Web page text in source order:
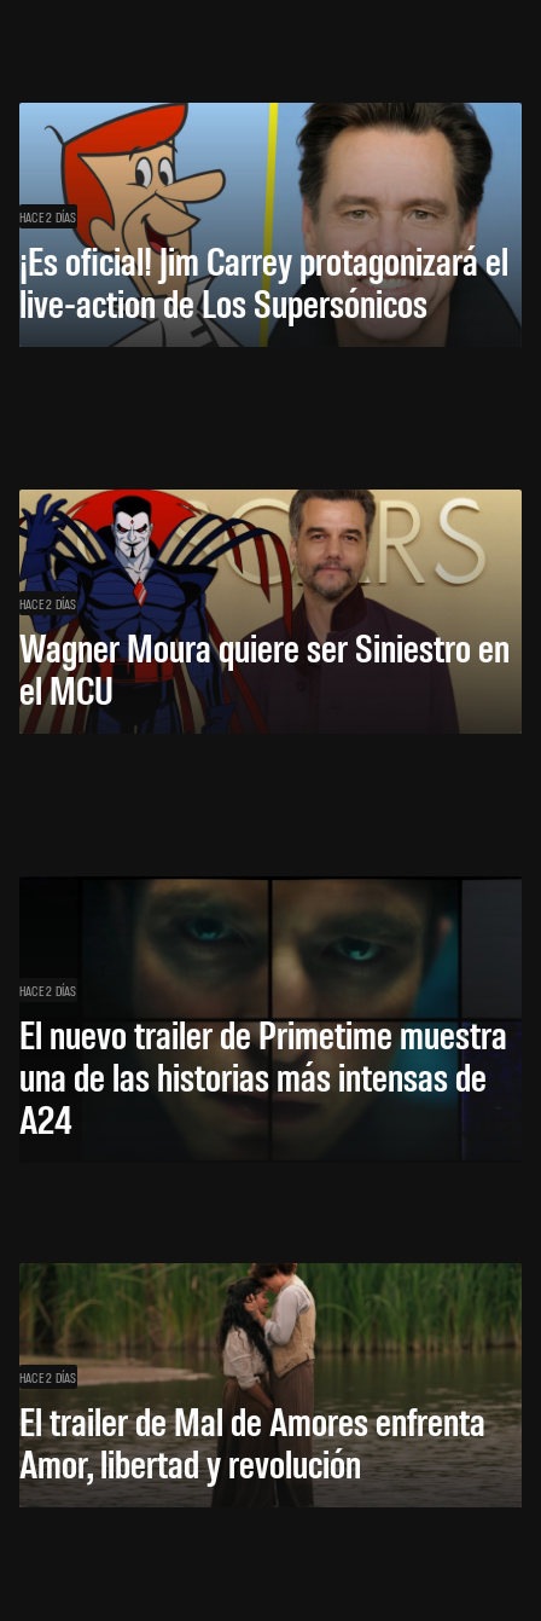
HACE 2 DÍAS
¡Es oficial! Jim Carrey protagonizará el
live-action de Los Supersónicos
HACE 2 DÍAS
Wagner Moura quiere ser Siniestro en
el MCU
HACE 2 DÍAS
El nuevo trailer de Primetime muestra
una de las historias más intensas de
A24
HACE 2 DÍAS
El trailer de Mal de Amores enfrenta
Amor, libertad y revolución